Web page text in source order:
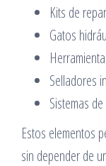
Kits de
Gatos
Selladores
Sistemas
Estos elementos
sin depender de